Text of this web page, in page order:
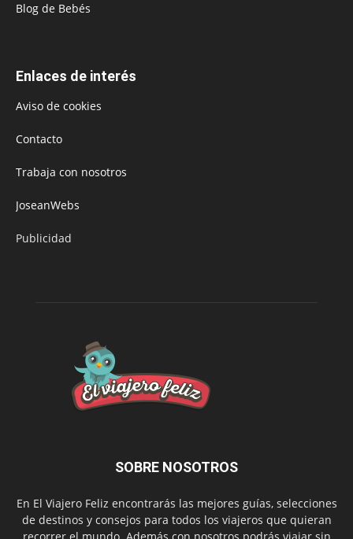
Blog de Bebés
Enlaces de interés
Aviso de cookies
Contacto
Trabaja con nosotros
JoseanWebs
Publicidad
SOBRE NOSOTROS
En El Viajero Feliz encontrarás las mejores guías, selecciones
de destinos y consejos para todos los viajeros que quieran